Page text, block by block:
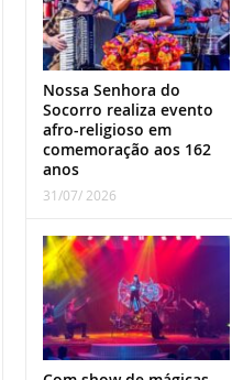
Nossa Senhora do
Socorro realiza evento
afro-religioso em
comemoração aos 162
anos
31/07/ 2026